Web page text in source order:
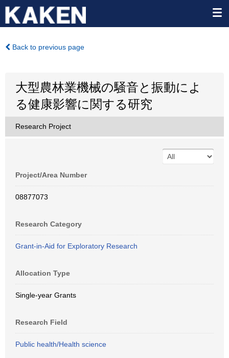
Back to previous page
大型農林業機械の騒音と振動によ
る健康影響に関する研究
Research Project
Project/Area Number
08877073
Research Category
Grant-in-Aid for Exploratory Research
Allocation Type
Single-year Grants
Research Field
Public health/Health science